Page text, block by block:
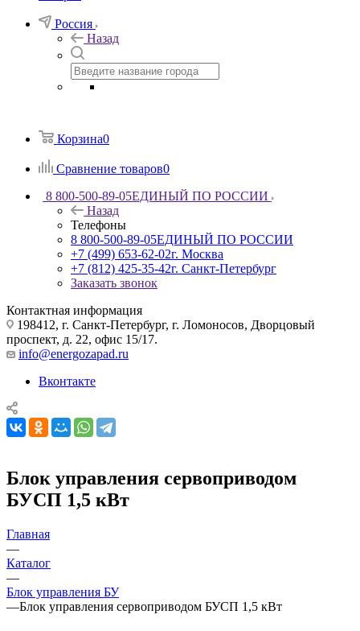
Россия
Назад
Корзина0
Сравнение товаров0
8 800-500-89-05ЕДИНЫЙ ПО РОССИИ
Назад
Телефоны
8 800-500-89-05ЕДИНЫЙ ПО РОССИИ
+7 (499) 653-62-02г. Москва
+7 (812) 425-35-42г. Санкт-Петербург
Заказать звонок
Контактная информация
198412, г. Санкт-Петербург, г. Ломоносов, Дворцовый
проспект, д. 22, офис 15/17.
info@energozapad.ru
Вконтакте
Блок управления сервоприводом
БУСП 1,5 кВт
Главная
—
Каталог
—
Блок управления БУ
—Блок управления сервоприводом БУСП 1,5 кВт